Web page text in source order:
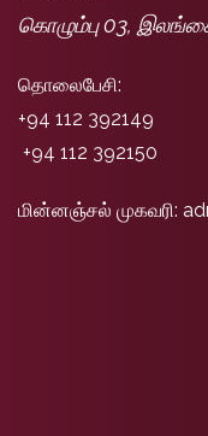
கொழும்பு 03,
தொலைபேசி:
+94 112 392149
+94 112 392150
மின்னஞ்சல் முகவரி: